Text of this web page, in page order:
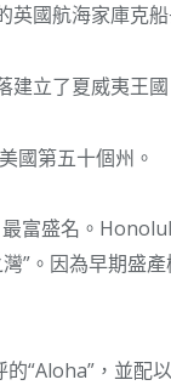
英國航海家庫克船
建立了夏威夷王國
國第五十個州。
富盛名。
”。因為早期盛
“Aloha”，並配